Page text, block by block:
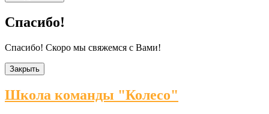
Спасибо!
Спасибо! Скоро мы свяжемся с Вами!
Закрыть
Школа команды "Колесо"